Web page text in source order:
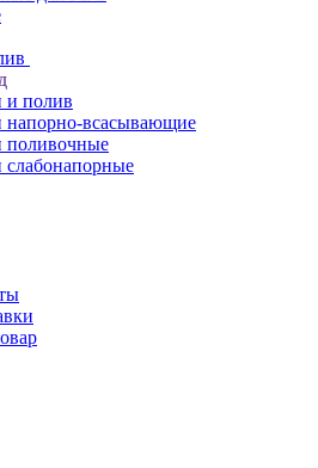
полив
всасывающие